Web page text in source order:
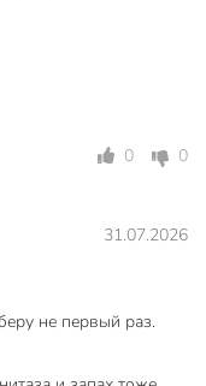
0 0
31.07.2026
не первый раз.